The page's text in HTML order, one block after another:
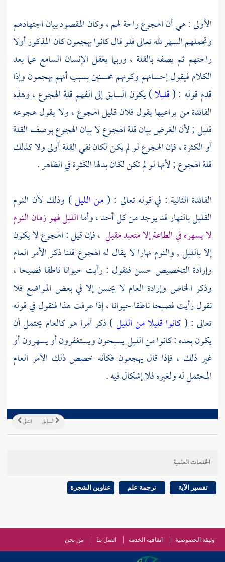
الأولى : هي أن الهجوع راحة لهم ، وكان المقصود بيان اجتهادهم
وتحملهم السهر لله تعالى فلو قال كانوا يهجعون كان المذكور أولا
راحتهم ثم يصفه بالقلة ، وربما يغفل الإنسان السامع عما بعد
الكلام فيقول إحسانهم وكونهم محسنين بسبب أنهم يهجعون وإذا
قدم قوله : (قليلا) يكون السابق إلى الفهم قلة الهجوع ، وهذه
الفائدة من يراعيها يقول فلان قليل الهجوع ، ولا يقول هجوعه
قليل ; لأن الغرض بيان قلة الهجوع لا بيان الهجوع بوصف القلة
أو الكثرة ، فإن الهجوع لو لم يكن لكان نفي القلة أولى ولا كذلك
قلة الهجوع ; لأنها لو لم تكن لكان بدلها الكثرة في الظاهر .
الفائدة الثانية : في قوله تعالى : (من الليل) وذلك لأن النوم
القليل بالنهار قد يوجد من كل أحد ، وأماالليل فهو زمان النوم
لا يسهره في الطاعة إلا متعبد مقبل ، فإن قيل : الهجوع لا يكون
إلا بالليل , والنوم نهارا لا يقال له الهجوع قلنا ذكر الأمر العام
وإرادة التخصيص حسن فنقول : رأيت حيوانا ناطقا فصيحا ،
وذكر الخاص وإرادة العام لا يحسن إلا في بعض المواضع فلا
نقول رأيت فصيحا ناطقا حيوانا ، إذا عرفت هذا فنقول في قوله
تعالى : (كانوا قليلا من الليل) ذكر أمرا هو كالعام يحتمل أن
يكون بعده : كانوا من الليل يسبحون ويستغفرون أو يسهرون أو
غير ذلك ، فإذا قال يهجعون فكأنه خصص ذلك الأمر العام
المحتمل له ولغيره فلا إشكال فيه .
التالي السابق
الخدمات العلمية
تفسير الآية ترجمة علم عناوين الشجرة
وثيقة الخصوصية اتفاقية الخدمة اتصل بنا من نحن